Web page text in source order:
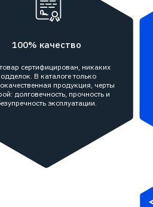
100% качество
сертифицирован, никаких
В каталоге только
продукция, черты
долговечность, прочность и
эксплуатации.